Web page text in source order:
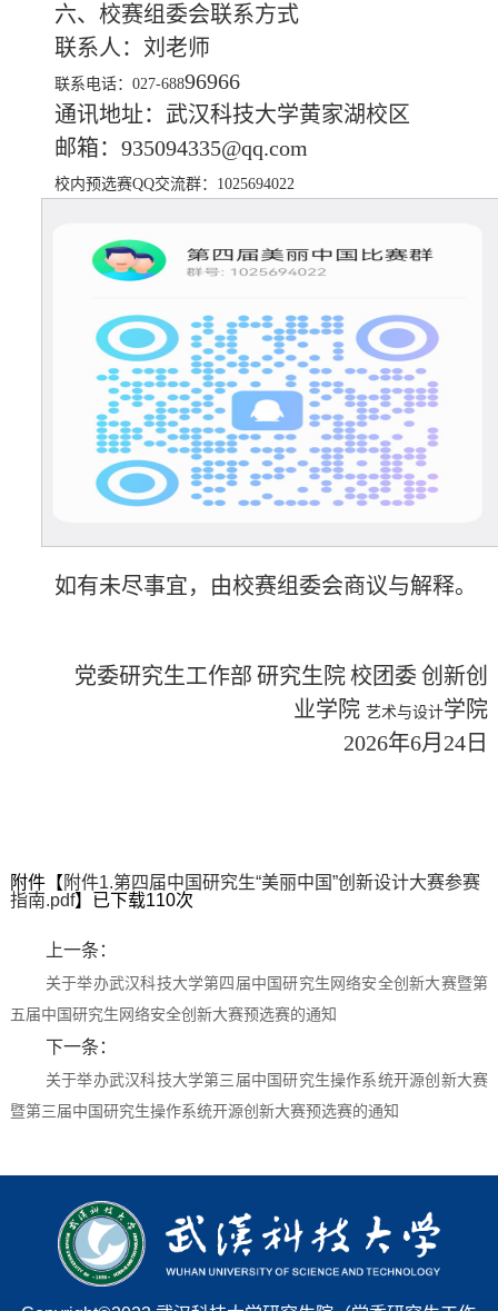
六、 校赛组委会联系方式
联系人： 刘 老师
联系电话： 027-68896966
通讯地址：武汉科技大学黄家湖校区
邮箱： 935094335@qq.com
校内预选赛QQ交流群：1025694022
如有未尽事宜，由校赛组委会商议与解释。
党委研究生工作部 研究生院校团委 创新创
业学院 艺术与设计学院
2026年6月 24 日
附件【 附件1.第四届中国研究生“美丽中国”创新设计大赛参赛
指南.pdf】已下载110次
上一条：
关于举办武汉科技大学第四届中国研究生网络安全创新大赛暨第
五届中国研究生网络安全创新大赛预选赛的通知
下一条：
关于举办武汉科技大学第三届中国研究生操作系统开源创新大赛
暨第三届中国研究生操作系统开源创新大赛预选赛的通知